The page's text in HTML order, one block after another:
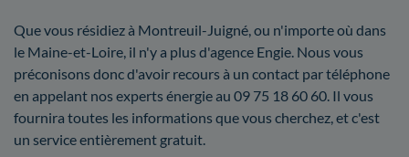
Que vous résidiez à Montreuil-Juigné, ou n'importe où dans
le Maine-et-Loire, il n'y a plus d'agence Engie. Nous vous
préconisons donc d'avoir recours à un contact par téléphone
en appelant nos experts énergie au 09 75 18 60 60. Il vous
fournira toutes les informations que vous cherchez, et c'est
un service entièrement gratuit.